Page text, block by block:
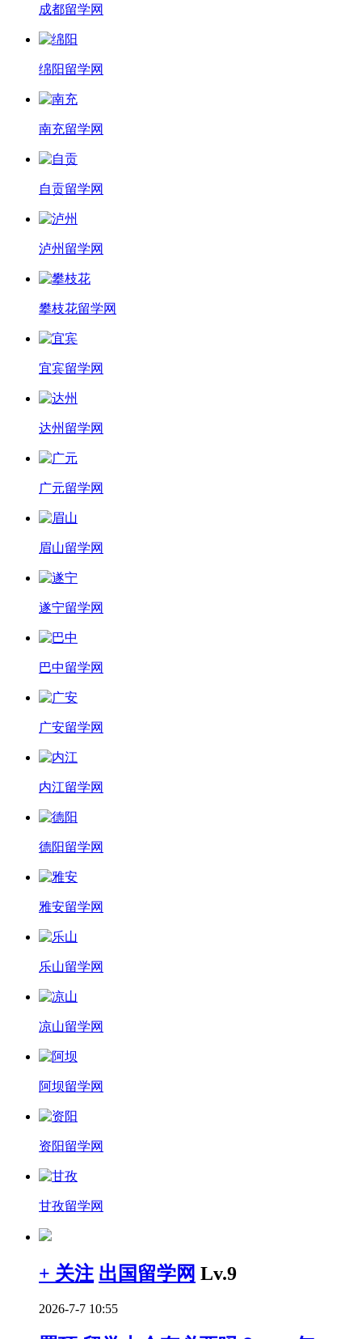
成都留学网
绵阳留学网
南充留学网
自贡留学网
泸州留学网
攀枝花留学网
宜宾留学网
达州留学网
广元留学网
眉山留学网
遂宁留学网
巴中留学网
广安留学网
内江留学网
德阳留学网
雅安留学网
乐山留学网
凉山留学网
阿坝留学网
资阳留学网
甘孜留学网
+ 关注 出国留学网 Lv.9
2026-7-7 10:55